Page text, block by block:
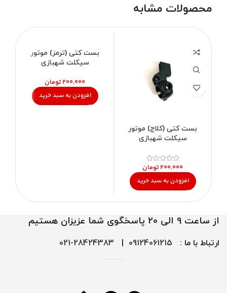
محصولات مشابه
بست کتی (کلاج) موتور
سیکلت شهبازی
تومان
افزودن به سبد خرید
بست کتی (ترمز) موتور
سیکلت شهبازی
تومان
افزودن به سبد خرید
از ساعت 9 الی 20 پاسخگوی شما عزیزان هستیم
ارتباط با ما : 09124061215
28424383-021